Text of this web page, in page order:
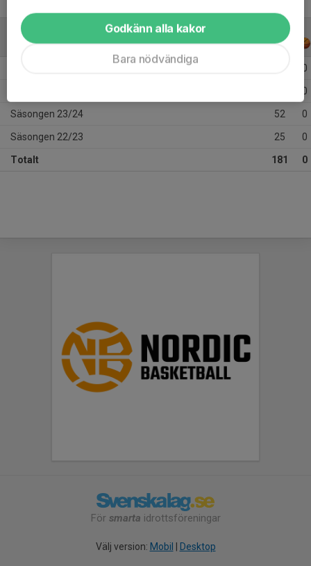
ALLA SERIER ALLA ÅR
0
0
Säsongen 23/24 52 0
Säsongen 22/23 25 0
Totalt 181 0
För smarta idrottsföreningar
Välj version: Mobil Desktop
Godkänn alla kakor
Bara nödvändiga